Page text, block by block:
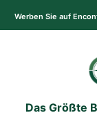
Werben Sie auf
Das Größte